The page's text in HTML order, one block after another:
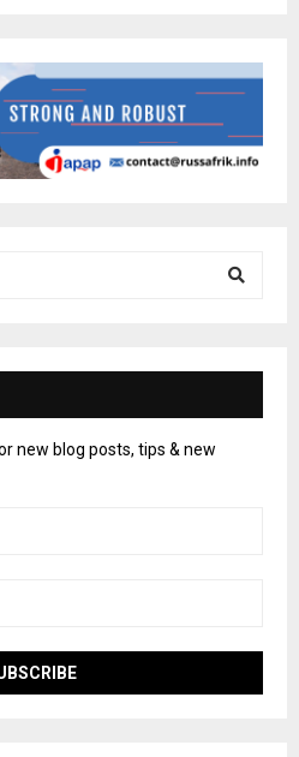
new blog posts, tips & new